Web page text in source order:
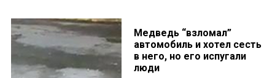
Медведь “взломал”
автомобиль и хотел сесть
в него, но его испугали
люди